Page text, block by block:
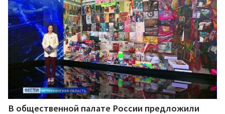
В общественной палате России предложили